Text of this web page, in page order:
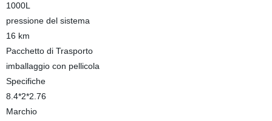
1000L
pressione del sistema
16 km
Pacchetto di Trasporto
imballaggio con pellicola
Specifiche
8.4*2*2.76
Marchio